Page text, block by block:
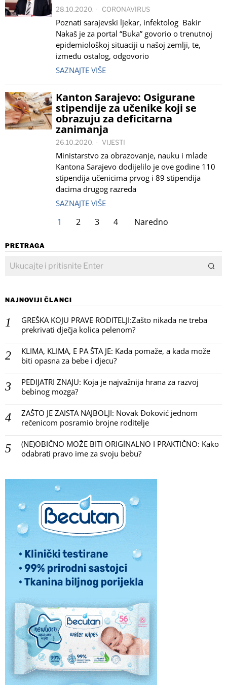
28.10.2020. CORONAVIRUS
Poznati sarajevski ljekar, infektolog Bakir
Nakaš je za portal “Buka” govorio o trenutnoj
epidemiološkoj situaciji u našoj zemlji, te,
između ostalog, odgovorio
SAZNAJTE VIŠE
Kanton Sarajevo: Osigurane
stipendije za učenike koji se
obrazuju za deficitarna
zanimanja
26.10.2020. VIJESTI
Ministarstvo za obrazovanje, nauku i mlade
Kantona Sarajevo dodijelilo je ove godine 110
stipendija učenicima prvog i 89 stipendija
đacima drugog razreda
SAZNAJTE VIŠE
1 2 3 4 Naredno
PRETRAGA
NAJNOVIJI ČLANCI
GREŠKA KOJU PRAVE RODITELJI:Zašto nikada ne treba
prekrivati dječja kolica pelenom?
KLIMA, KLIMA, E PA ŠTA JE: Kada pomaže, a kada može
biti opasna za bebe i djecu?
PEDIJATRI ZNAJU: Koja je najvažnija hrana za razvoj
bebinog mozga?
ZAŠTO JE ZAISTA NAJBOLJI: Novak Đoković jednom
rečenicom posramio brojne roditelje
(NE)OBIČNO MOŽE BITI ORIGINALNO I PRAKTIČNO: Kako
odabrati pravo ime za svoju bebu?